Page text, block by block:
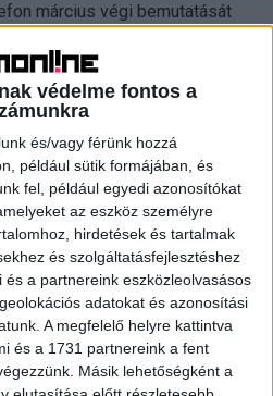
védelme fontos a
és/vagy férünk hozzá
például sütik formájában, és
fel, például egyedi azonosítókat
az eszköz személyre
hirdetések és tartalmak
és szolgáltatásfejlesztéshez
és a partnereink eszközleolvasásos
adatokat és azonosítási
A megfelelő helyre kattintva
és a 1731 partnereink a fent
Másik lehetőségként a
március végi bemutatását
a Leo
szel közösen indította el
okosmobilok